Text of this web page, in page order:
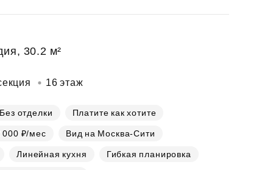
в окружении природы
для роста
и ответы
и скидки
30.2 м²
16 этаж
Без отделки Платите как хотите
000 ₽/мес Вид на Москва-Сити
Линейная кухня Гибкая планировка